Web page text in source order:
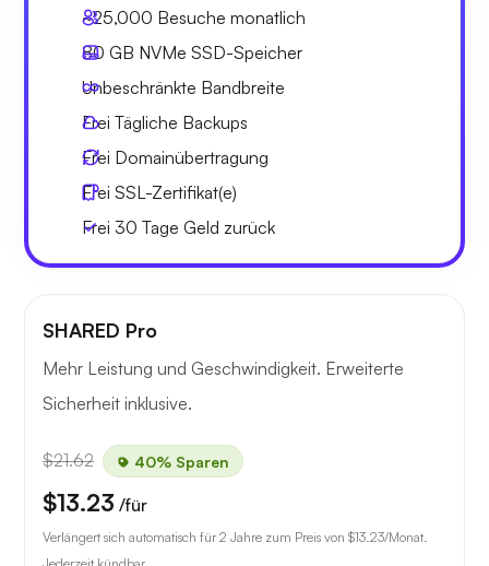
~25,000 Besuche monatlich
80 GB NVMe SSD-Speicher
Unbeschränkte Bandbreite
Frei Tägliche Backups
Frei Domainübertragung
Frei SSL-Zertifikat(e)
Frei 30 Tage Geld zurück
SHARED Pro
Mehr Leistung und Geschwindigkeit. Erweiterte
Sicherheit inklusive.
$21.62 40% Sparen
$13.23 /für
Verlängert sich automatisch für 2 Jahre zum Preis von $13.23/Monat.